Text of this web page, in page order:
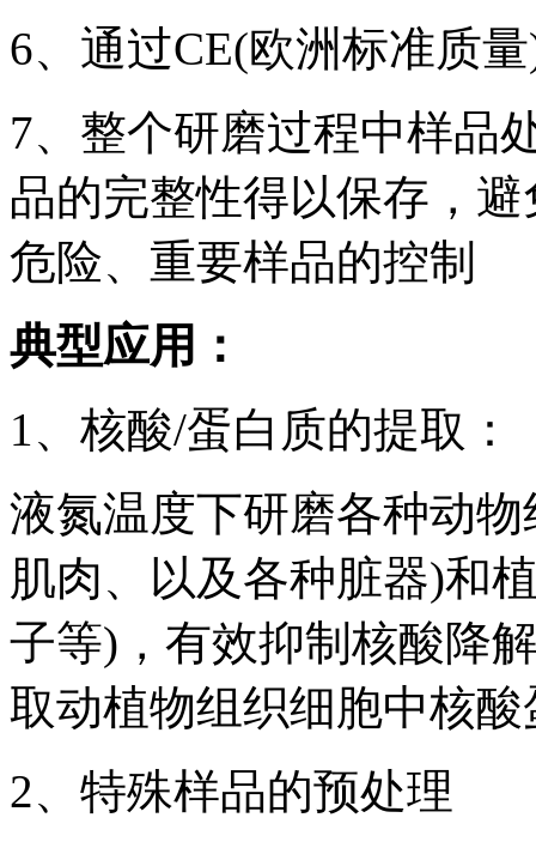
6、通过CE(欧洲标准质
7、整个研磨过程中样品
品的完整性得以保存，
危险、重要样品的控制
典型应用：
1、核酸/蛋白质的提取：
液氮温度下研磨各种动
肌肉、以及各种脏器)和
子等)，有效抑制核酸降
取动植物组织细胞中核
2、特殊样品的预处理